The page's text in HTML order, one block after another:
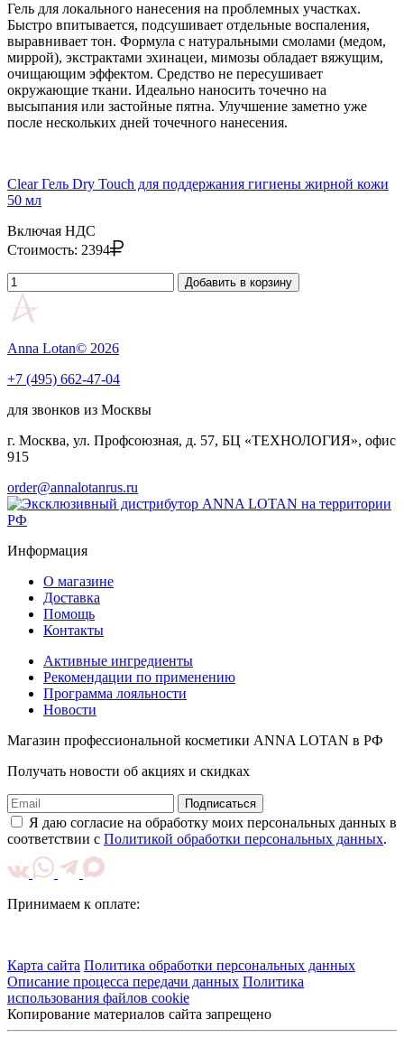
Гель для локального нанесения на проблемных участках.
Быстро впитывается, подсушивает отдельные воспаления,
выравнивает тон. Формула с натуральными смолами (медом,
миррой), экстрактами эхинацеи, мимозы обладает вяжущим,
очищающим эффектом. Средство не пересушивает
окружающие ткани. Идеально наносить точечно на
высыпания или застойные пятна. Улучшение заметно уже
после нескольких дней точечного нанесения.
Clear Гель Dry Touch для поддержания гигиены жирной кожи
50 мл
Включая НДС
Стоимость: 2394
Добавить в корзину
Anna Lotan© 2026
+7 (495) 662-47-04
для звонков из Москвы
г. Москва, ул. Профсоюзная, д. 57, БЦ «ТЕХНОЛОГИЯ», офис
915
order@annalotanrus.ru
Информация
О магазине
Доставка
Помощь
Контакты
Активные ингредиенты
Рекомендации по применению
Программа лояльности
Новости
Магазин профессиональной косметики ANNA LOTAN в РФ
Получать новости об акциях и скидках
Подписаться
Я даю согласие на обработку моих персональных данных в
соответствии с Политикой обработки персональных данных.
Принимаем к оплате:
Карта сайта Политика обработки персональных данных
Описание процесса передачи данных Политика
использования файлов cookie
Копирование материалов сайта запрещено